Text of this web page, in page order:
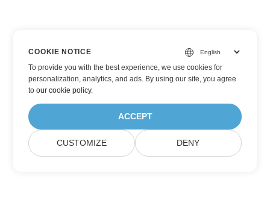
COOKIE NOTICE
To provide you with the best experience, we use cookies for
personalization, analytics, and ads. By using our site, you agree
toour cookie policy.
ACCEPT
CUSTOMIZE DENY